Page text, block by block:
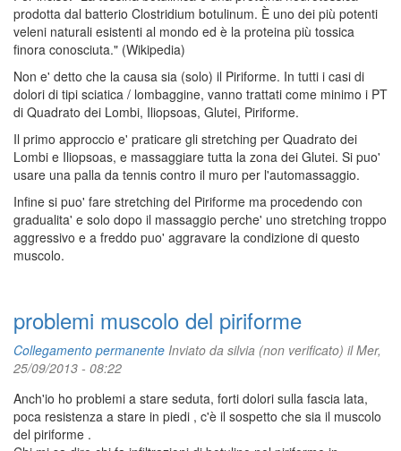
prodotta dal batterio Clostridium botulinum. È uno dei più potenti
veleni naturali esistenti al mondo ed è la proteina più tossica
finora conosciuta." (Wikipedia)
Non e' detto che la causa sia (solo) il Piriforme. In tutti i casi di
dolori di tipi sciatica / lombaggine, vanno trattati come minimo i PT
di Quadrato dei Lombi, Iliopsoas, Glutei, Piriforme.
Il primo approccio e' praticare gli stretching per Quadrato dei
Lombi e Iliopsoas, e massaggiare tutta la zona dei Glutei. Si puo'
usare una palla da tennis contro il muro per l'automassaggio.
Infine si puo' fare stretching del Piriforme ma procedendo con
gradualita' e solo dopo il massaggio perche' uno stretching troppo
aggressivo e a freddo puo' aggravare la condizione di questo
muscolo.
problemi muscolo del piriforme
Collegamento permanente Inviato da silvia (non verificato) il Mer,
25/09/2013 - 08:22
Anch'io ho problemi a stare seduta, forti dolori sulla fascia lata,
poca resistenza a stare in piedi , c'è il sospetto che sia il muscolo
del piriforme .